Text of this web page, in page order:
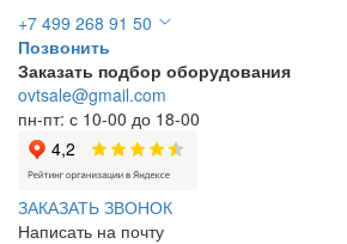
+7 499 268 91 50
Позвонить
Заказать подбор оборудования
ovtsale@gmail.com
пн-пт: с 10-00 до 18-00
ЗАКАЗАТЬ ЗВОНОК
Написать на почту